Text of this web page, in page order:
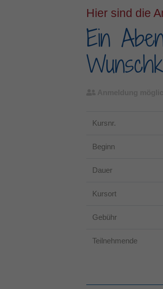
Hier sind die
Ein
Kursnr.
Beginn
Dauer
Kursort
Gebühr
Teilnehmende